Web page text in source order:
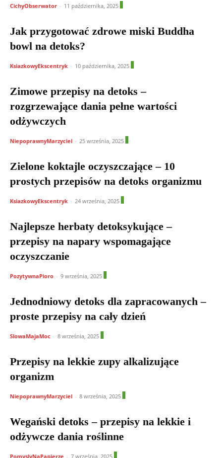
CichyObserwator - 11 października, 2025
Jak przygotować zdrowe miski Buddha
bowl na detoks?
KsiazkowyEkscentryk - 10 października, 2025
Zimowe przepisy na detoks –
rozgrzewające dania pełne wartości
odżywczych
NiepoprawnyMarzyciel - 25 września, 2025
Zielone koktajle oczyszczające – 10
prostych przepisów na detoks organizmu
KsiazkowyEkscentryk - 24 września, 2025
Najlepsze herbaty detoksykujące –
przepisy na napary wspomagające
oczyszczanie
PozytywnaPioro - 9 września, 2025
Jednodniowy detoks dla zapracowanych –
proste przepisy na cały dzień
SlowaMajaMoc - 8 września, 2025
Przepisy na lekkie zupy alkalizujące
organizm
NiepoprawnyMarzyciel - 8 września, 2025
Wegański detoks – przepisy na lekkie i
odżywcze dania roślinne
PomyslyNaPapierze - 7 września, 2025